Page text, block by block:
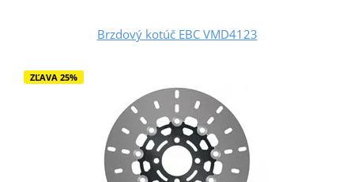
Brzdový kotúč EBC VMD4123
ZĽAVA 25%